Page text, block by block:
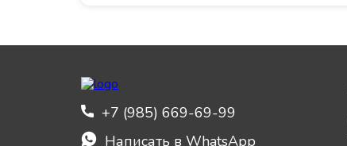
+7 (985) 669-69-99
Написать в WhatsApp